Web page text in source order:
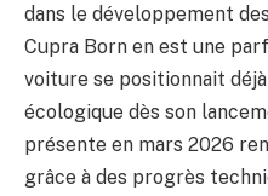
dans le développement
Cupra Born en est une
voiture se positionnait
écologique dès son
présente en mars 2026
grâce à des progrès